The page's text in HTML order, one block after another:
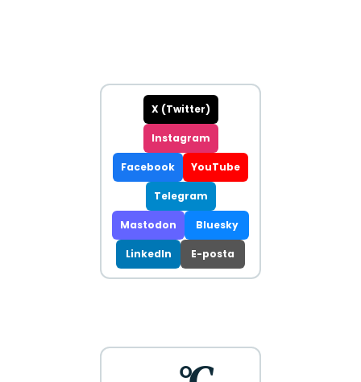
X (Twitter)
Instagram
Facebook YouTube
Telegram
Mastodon Bluesky
LinkedIn E-posta